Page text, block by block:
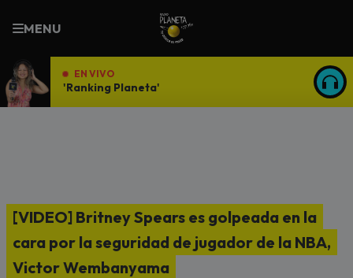
MENU
EN VIVO
'Ranking Planeta'
[VIDEO] Britney Spears es golpeada en la
cara por la seguridad de jugador de la NBA,
Victor Wembanyama